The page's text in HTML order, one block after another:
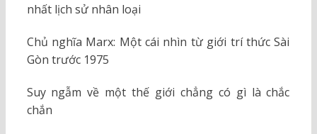
nhất lịch sử nhân loại
Chủ nghĩa Marx: Một cái nhìn từ giới trí thức Sài
Gòn trước 1975
Suy ngẫm về một thế giới chẳng có gì là chắc
chắn